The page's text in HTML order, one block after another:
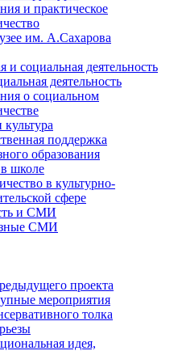
и практическое
им. А.Сахарова
и социальная деятельность
деятельность
о социальном
поддержка
образования
школе
в культурно-
сфере
и СМИ
СМИ
проекта
мероприятия
толка
идея,